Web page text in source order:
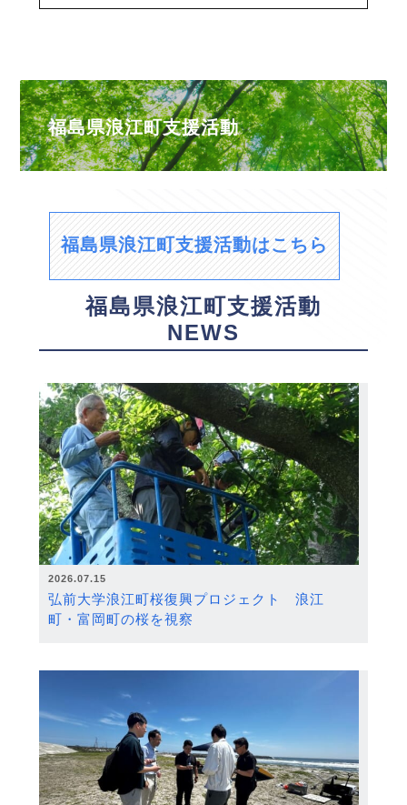
福島県浪江町支援活動
福島県浪江町支援活動はこちら
福島県浪江町支援活動
NEWS
2026.07.15
弘前大学浪江町桜復興プロジェクト 浪江
町・富岡町の桜を視察